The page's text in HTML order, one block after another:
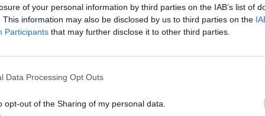
of your personal information by third parties on the IAB’s list of
This information may also be disclosed by us to third parties on the
Participants that may further disclose it to other third parties.
Data Processing Opt Outs
opt-out of the Sharing of my personal data.
une dynamique où l’expression personnelle
importante : il ne s’agira pas tant de vous
favorisent les initiatives, les prises de
l’assurance, à condition de rester à l’écoute
de mettre en avant une idée, un projet ou
assez naturelle. Sur le plan affectif, la journée
mais celui-ci sera mieux comblé si vous ne
légère tension pourrait naître d’un malentendu